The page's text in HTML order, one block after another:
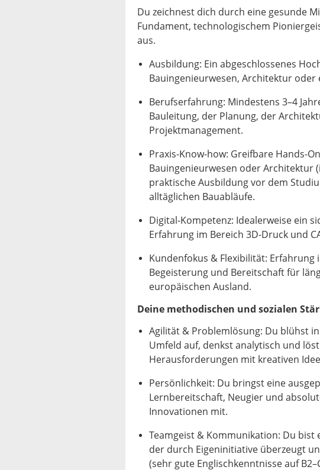
Du zeichnest dich durch eine gesunde
Fundament, technologischem
aus.
Ausbildung: Ein abgeschlossenes
Bauingenieurwesen, Architektur
Berufserfahrung: Mindestens 3–4
Bauleitung, der Planung, der
Projektmanagement.
Praxis-Know-how: Greifbare Hands-
Bauingenieurwesen oder Architektur
praktische Ausbildung vor dem
alltäglichen Bauabläufe.
Digital-Kompetenz: Idealerweise ein
Erfahrung im Bereich 3D-Druck und
Kundenfokus & Flexibilität:
Begeisterung und Bereitschaft für
europäischen Ausland.
Deine methodischen und sozialen
Agilität & Problemlösung: Du blühst
Umfeld auf, denkst analytisch und
Herausforderungen mit kreativen
Persönlichkeit: Du bringst eine
Lernbereitschaft, Neugier und
Innovationen mit.
Teamgeist & Kommunikation: Du
der durch Eigeninitiative überzeugt
(sehr gute Englischkenntnisse auf